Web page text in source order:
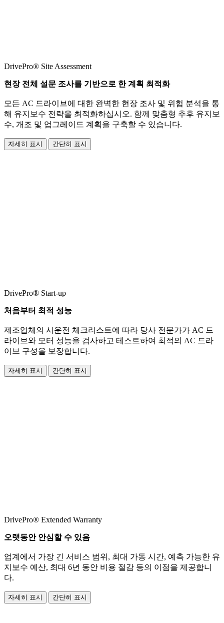
DrivePro® Site Assessment
현장 전체 설문 조사를 기반으로 한 계획 최적화
모든 AC 드라이브에 대한 완벽한 현장 조사 및 위험 분석을 통
해 유지보수 전략을 최적화하십시오. 함께 맞춤형 추후 유지보
수, 개조 및 업그레이드 계획을 구축할 수 있습니다.
자세히 표시 간단히 표시
DrivePro® Start-up
처음부터 최적 성능
제조업체의 시운전 체크리스트에 따라 당사 전문가가 AC 드
라이브와 모터 성능을 검사하고 테스트하여 최적의 AC 드라
이브 구성을 보장합니다.
자세히 표시 간단히 표시
DrivePro® Extended Warranty
오랫동안 안심할 수 있음
업계에서 가장 긴 서비스 범위, 최대 가동 시간, 예측 가능한 유
지보수 예산, 최대 6년 동안 비용 절감 등의 이점을 제공합니
다.
자세히 표시 간단히 표시